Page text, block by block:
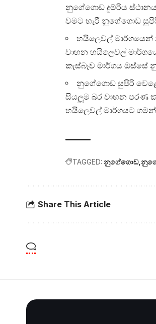
නුගේගොඩ දුම්රිය
වමට හැරී නුගේගොඩ
හයිලෙවල්
වාහන හයිලෙවල්
කැස්බෑව මාර්ගය
නුගේගොඩ සුපිරි
සියලූම බර වාහන පරණ
හයිලෙවල් මාර්ගයට
TAGGED: නුගේගොඩ
Share This Article